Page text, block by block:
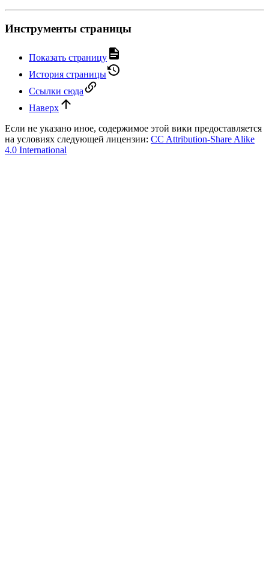
Инструменты страницы
Показать страницу
История страницы
Ссылки сюда
Наверх
Если не указано иное, содержимое этой вики предоставляется
на условиях следующей лицензии: CC Attribution-Share Alike
4.0 International